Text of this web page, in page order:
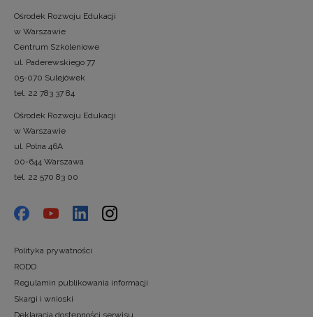
Ośrodek Rozwoju Edukacji
w Warszawie
Centrum Szkoleniowe
ul. Paderewskiego 77
05-070 Sulejówek
tel. 22 783 37 84
Ośrodek Rozwoju Edukacji
w Warszawie
ul. Polna 46A
00-644 Warszawa
tel. 22 570 83 00
Polityka prywatności
RODO
Regulamin publikowania informacji
Skargi i wnioski
Deklaracja dostępności serwisu